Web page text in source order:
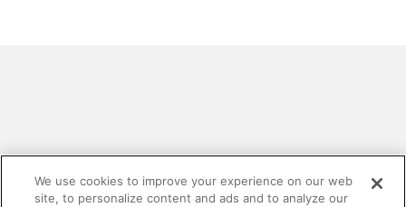
お探しの内容は見つかりましたか？
We use cookies to improve your experience on our web
site, to personalize content and ads and to analyze our